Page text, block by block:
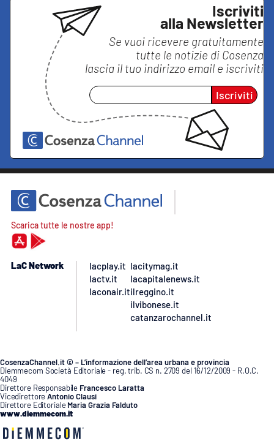
Iscriviti
alla Newsletter
Se vuoi ricevere gratuitamente
tutte le notizie di Cosenza
lascia il tuo indirizzo email e iscriviti
Iscriviti
Scarica tutte le nostre app!
LaC Network
lacplay.it
lactv.it
laconair.it
lacitymag.it
lacapitalenews.it
ilreggino.it
ilvibonese.it
catanzarochannel.it
CosenzaChannel.it © – L’informazione dell’area urbana e provincia
Diemmecom Società Editoriale - reg. trib. CS n. 2709 del 16/12/2009 - R.O.C.
4049
Direttore Responsabile Francesco Laratta
VicedirettoreAntonio Clausi
Direttore Editoriale Maria Grazia Falduto
www.diemmecom.it